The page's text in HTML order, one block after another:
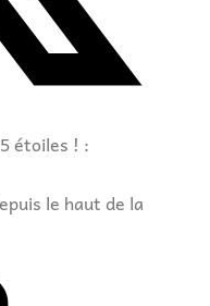
étoiles ! :
le haut de la